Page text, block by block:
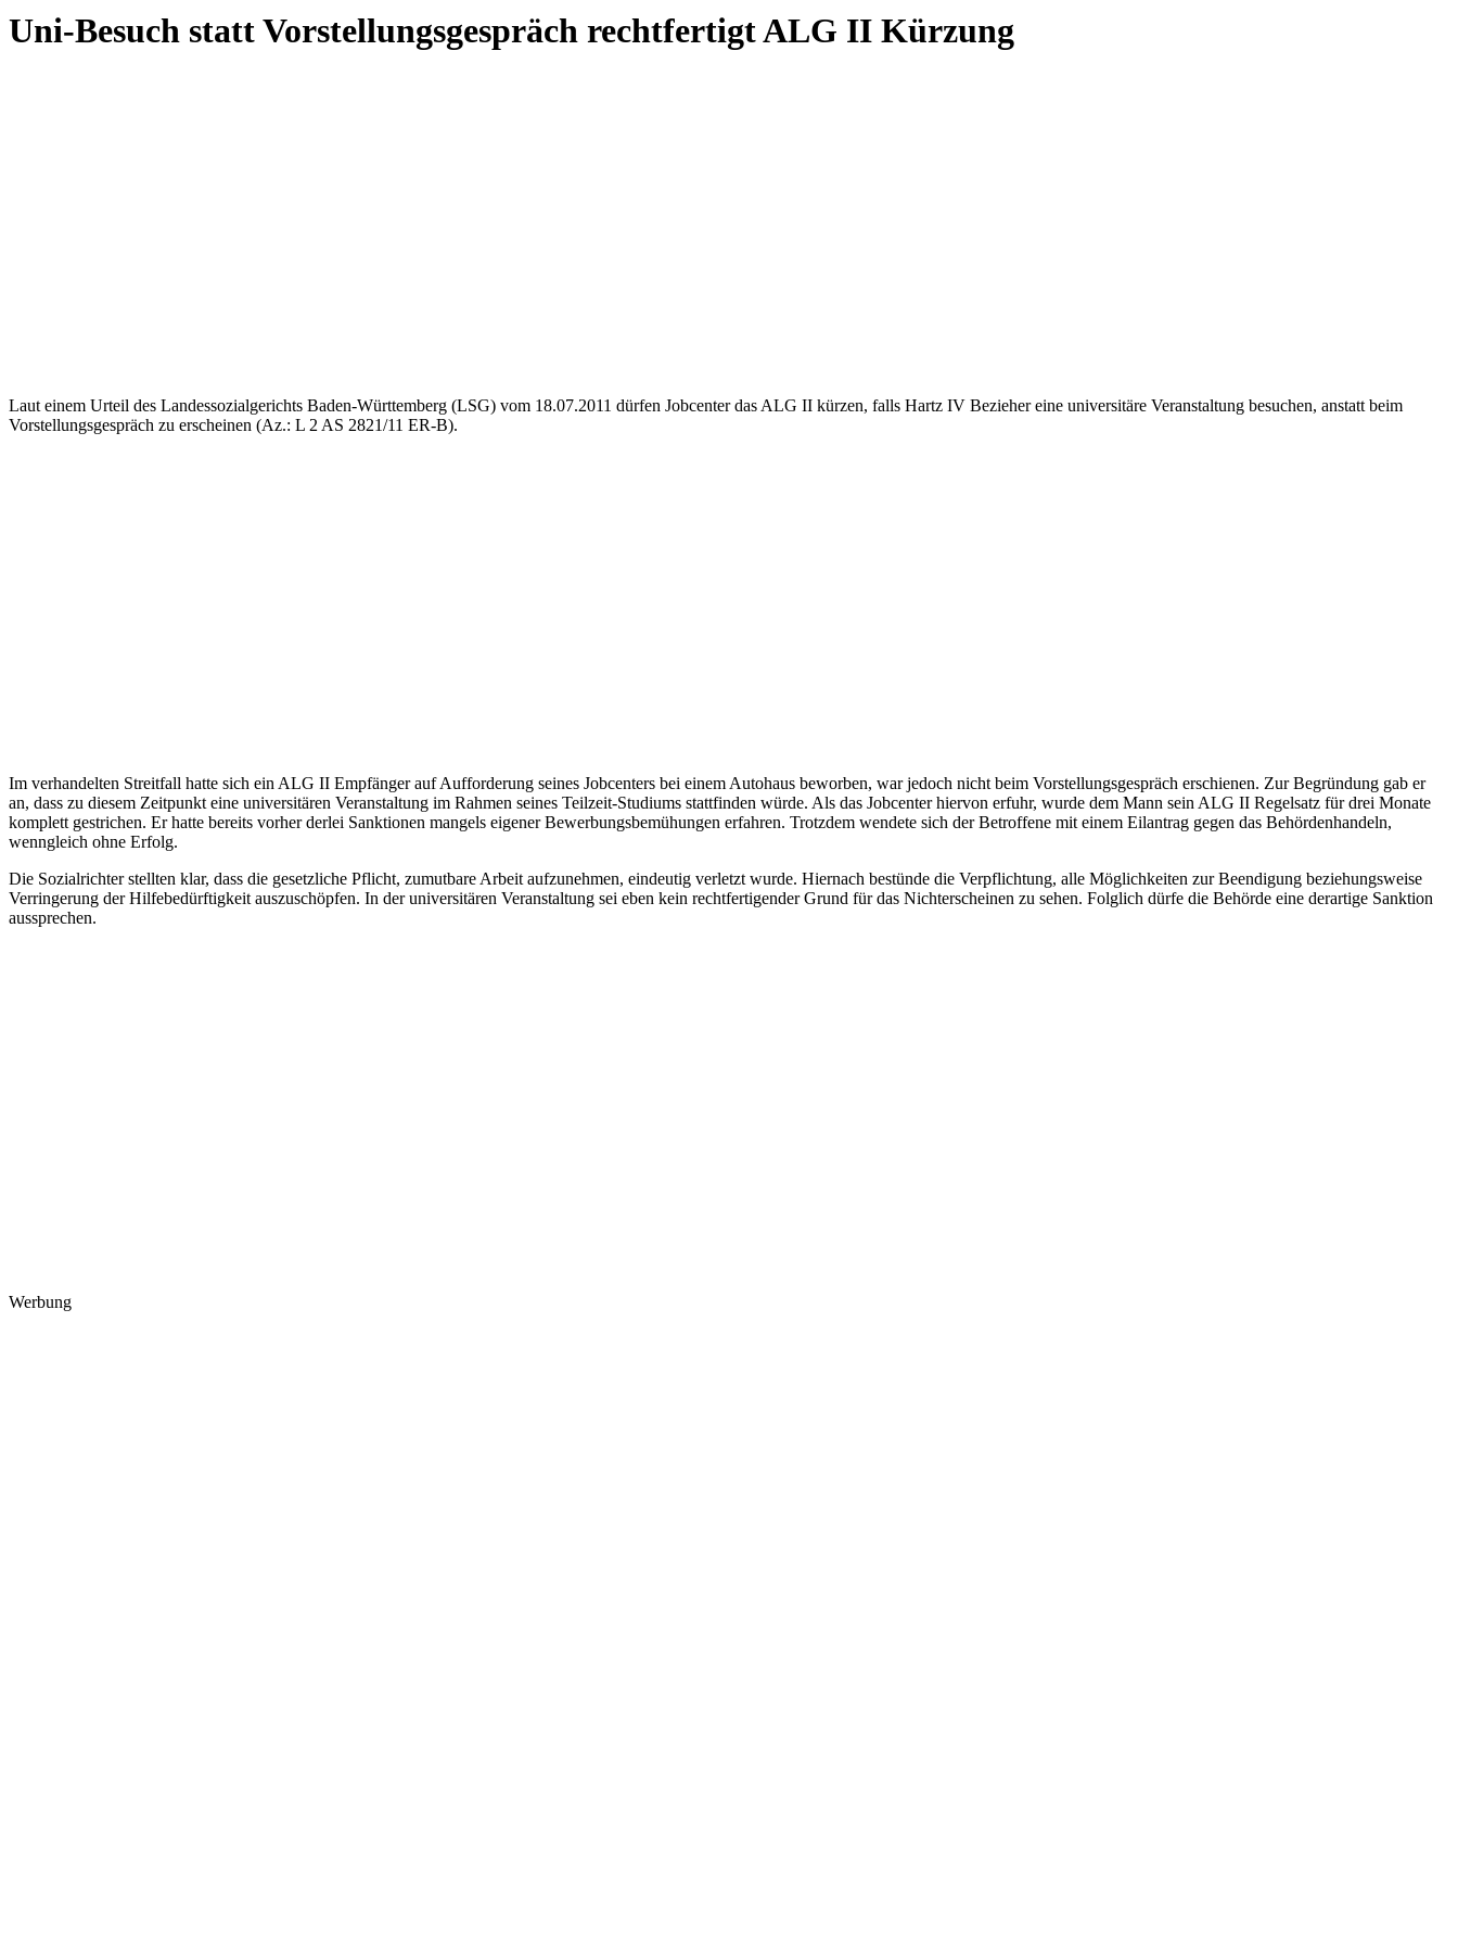
Uni-Besuch statt Vorstellungsgespräch rechtfertigt ALG II Kürzung
Laut einem Urteil des Landessozialgerichts Baden-Württemberg (LSG) vom 18.07.2011 dürfen Jobcenter das ALG II kürzen, falls Hartz IV Bezieher eine universitäre Veranstaltung besuchen, anstatt beim
Vorstellungsgespräch zu erscheinen (Az.: L 2 AS 2821/11 ER-B).
Im verhandelten Streitfall hatte sich ein ALG II Empfänger auf Aufforderung seines Jobcenters bei einem Autohaus beworben, war jedoch nicht beim Vorstellungsgespräch erschienen. Zur Begründung gab er
an, dass zu diesem Zeitpunkt eine universitären Veranstaltung im Rahmen seines Teilzeit-Studiums stattfinden würde. Als das Jobcenter hiervon erfuhr, wurde dem Mann sein ALG II Regelsatz für drei Monate
komplett gestrichen. Er hatte bereits vorher derlei Sanktionen mangels eigener Bewerbungsbemühungen erfahren. Trotzdem wendete sich der Betroffene mit einem Eilantrag gegen das Behördenhandeln,
wenngleich ohne Erfolg.
Die Sozialrichter stellten klar, dass die gesetzliche Pflicht, zumutbare Arbeit aufzunehmen, eindeutig verletzt wurde. Hiernach bestünde die Verpflichtung, alle Möglichkeiten zur Beendigung beziehungsweise
Verringerung der Hilfebedürftigkeit auszuschöpfen. In der universitären Veranstaltung sei eben kein rechtfertigender Grund für das Nichterscheinen zu sehen. Folglich dürfe die Behörde eine derartige Sanktion
aussprechen.
Werbung